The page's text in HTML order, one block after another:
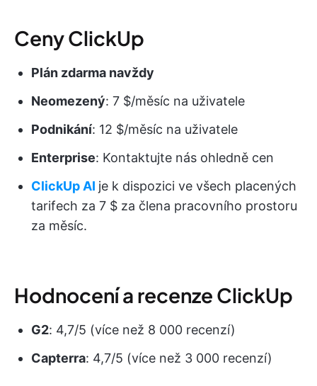
Ceny ClickUp
Plán zdarma navždy
Neomezený: 7 $/měsíc na uživatele
Podnikání: 12 $/měsíc na uživatele
Enterprise: Kontaktujte nás ohledně cen
ClickUp AI je k dispozici ve všech placených
tarifech za 7 $ za člena pracovního prostoru
za měsíc.
Hodnocení a recenze ClickUp
G2: 4,7/5 (více než 8 000 recenzí)
Capterra: 4,7/5 (více než 3 000 recenzí)